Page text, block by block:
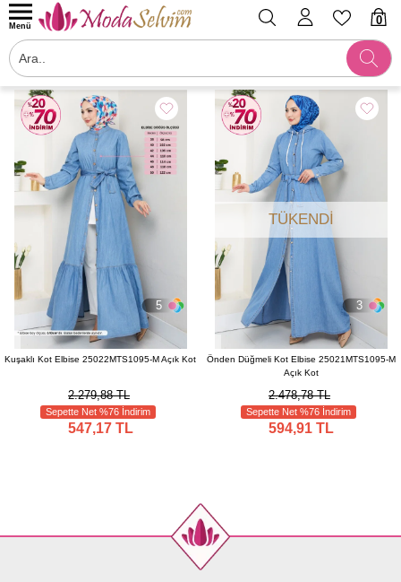
0
Menü
5
Kuşaklı Kot Elbise 25022MTS1095-M Açık Kot
2.279,88 TL
Sepette Net %76 İndirim
547,17 TL
3
TÜKENDI
Önden Düğmeli Kot Elbise 25021MTS1095-M
Açık Kot
2.478,78 TL
Sepette Net %76 İndirim
594,91 TL